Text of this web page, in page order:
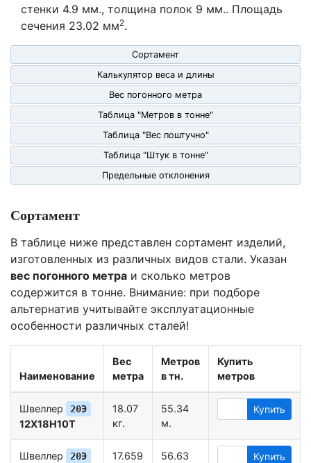
стенки 4.9 мм., толщина полок 9 мм.. Площадь
сечения 23.02 мм2.
Сортамент
Калькулятор веса и длины
Вес погонного метра
Таблица "Метров в тонне"
Таблица "Вес поштучно"
Таблица "Штук в тонне"
Предельные отклонения
Сортамент
В таблице ниже представлен сортамент изделий,
изготовленных из различных видов стали. Указан
вес погонного метра и сколько метров
содержится в тонне. Внимание: при подборе
альтернатив учитывайте эксплуатационные
особенности различных сталей!
Наименование
Вес
метра
Метров
в тн.
Купить
метров
Швеллер 20Э
12Х18Н10Т
18.07
кг.
55.34
м.
Купить
Швеллер 20Э
17.659
56.63
Купить